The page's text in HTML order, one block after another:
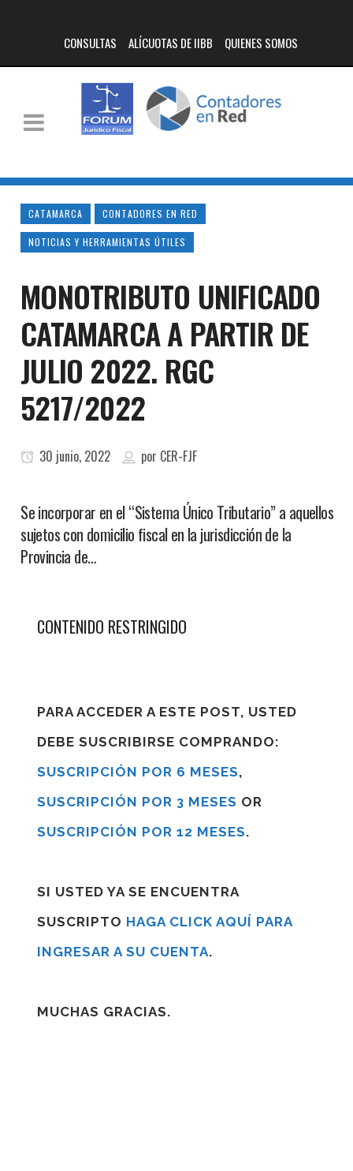
CONSULTAS ALÍCUOTAS DE IIBB QUIENES SOMOS
CATAMARCA CONTADORES EN RED
NOTICIAS Y HERRAMIENTAS ÚTILES
MONOTRIBUTO UNIFICADO
CATAMARCA A PARTIR DE
JULIO 2022. RGC
5217/2022
30 junio, 2022 por CER-FJF
Se incorporar en el “Sistema Único Tributario” a aquellos
sujetos con domicilio fiscal en la jurisdicción de la
Provincia de…
CONTENIDO RESTRINGIDO
PARA ACCEDER A ESTE POST, USTED
DEBE SUSCRIBIRSE COMPRANDO:
SUSCRIPCIÓN POR 6 MESES,
SUSCRIPCIÓN POR 3 MESES OR
SUSCRIPCIÓN POR 12 MESES.
SI USTED YA SE ENCUENTRA
SUSCRIPTO HAGA CLICK AQUÍ PARA
INGRESAR A SU CUENTA.
MUCHAS GRACIAS.